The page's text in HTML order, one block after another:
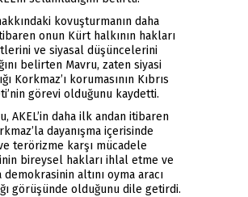
kovuşturmanın daha
onun Kürt halkının hakları
ve siyasal düşüncelerini
belirten Mavru, zaten siyasi
Korkmaz’ı korumasının Kıbrıs
görevi olduğunu kaydetti.
AKEL’in daha ilk andan itibaren
dayanışma içerisinde
terörizme karşı mücadele
bireysel hakları ihlal etme ve
demokrasinin altını oyma aracı
görüşünde olduğunu dile getirdi.